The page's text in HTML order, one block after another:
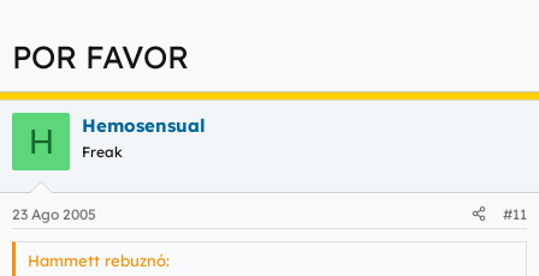
POR FAVOR
H Hemosensual
Freak
23 Ago 2005 #11
Hammett rebuznó: